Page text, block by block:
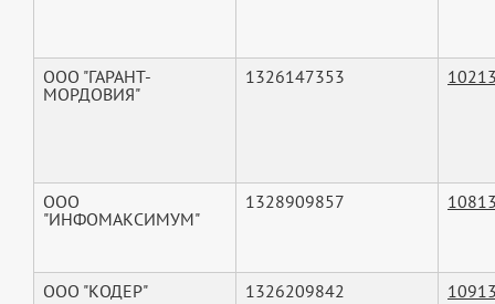
ООО "ГАРАНТ-
МОРДОВИЯ"
1326147353
ООО
"ИНФОМАКСИМУМ"
1328909857
ООО "КОДЕР" 1326209842